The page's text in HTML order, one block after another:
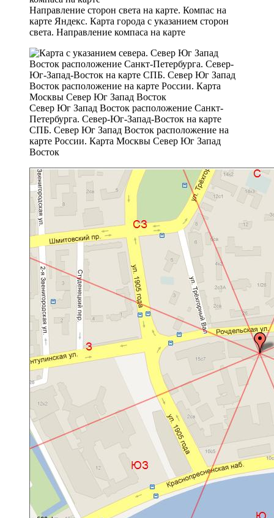
Направление сторон света на карте. Компас на
карте Яндекс. Карта города с указанием сторон
света. Направление компаса на карте
Север Юг Запад Восток расположение Санкт-
Петербурга. Север-Юг-Запад-Восток на карте
СПБ. Север Юг Запад Восток расположение на
карте России. Карта Москвы Север Юг Запад
Восток